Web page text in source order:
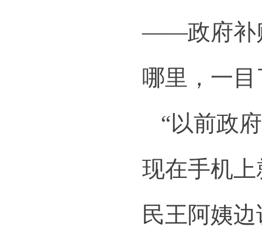
——政府补
哪里，一
“以前政
现在手机
民王阿姨